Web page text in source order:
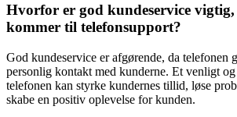
Hvorfor er god kundeservice
kommer til telefonsupport?
God kundeservice er afgørende, da telefonen
personlig kontakt med kunderne. Et venligt
telefonen kan styrke kundernes tillid, løse
skabe en positiv oplevelse for kunden.